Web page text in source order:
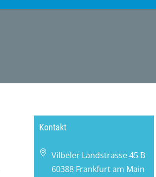
Kontakt
Vilbeler Landstrasse 45 B
60388 Frankfurt am Main